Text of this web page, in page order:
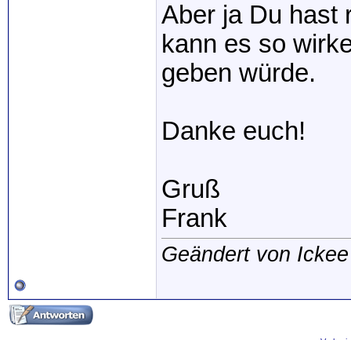
Aber ja Du hast
kann es so
geben würde.
Danke euch!
Gruß
Frank
Geändert von